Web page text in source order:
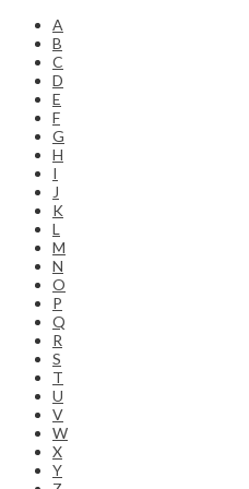
A
B
C
D
E
F
G
H
I
J
K
L
M
N
O
P
Q
R
S
T
U
V
W
X
Y